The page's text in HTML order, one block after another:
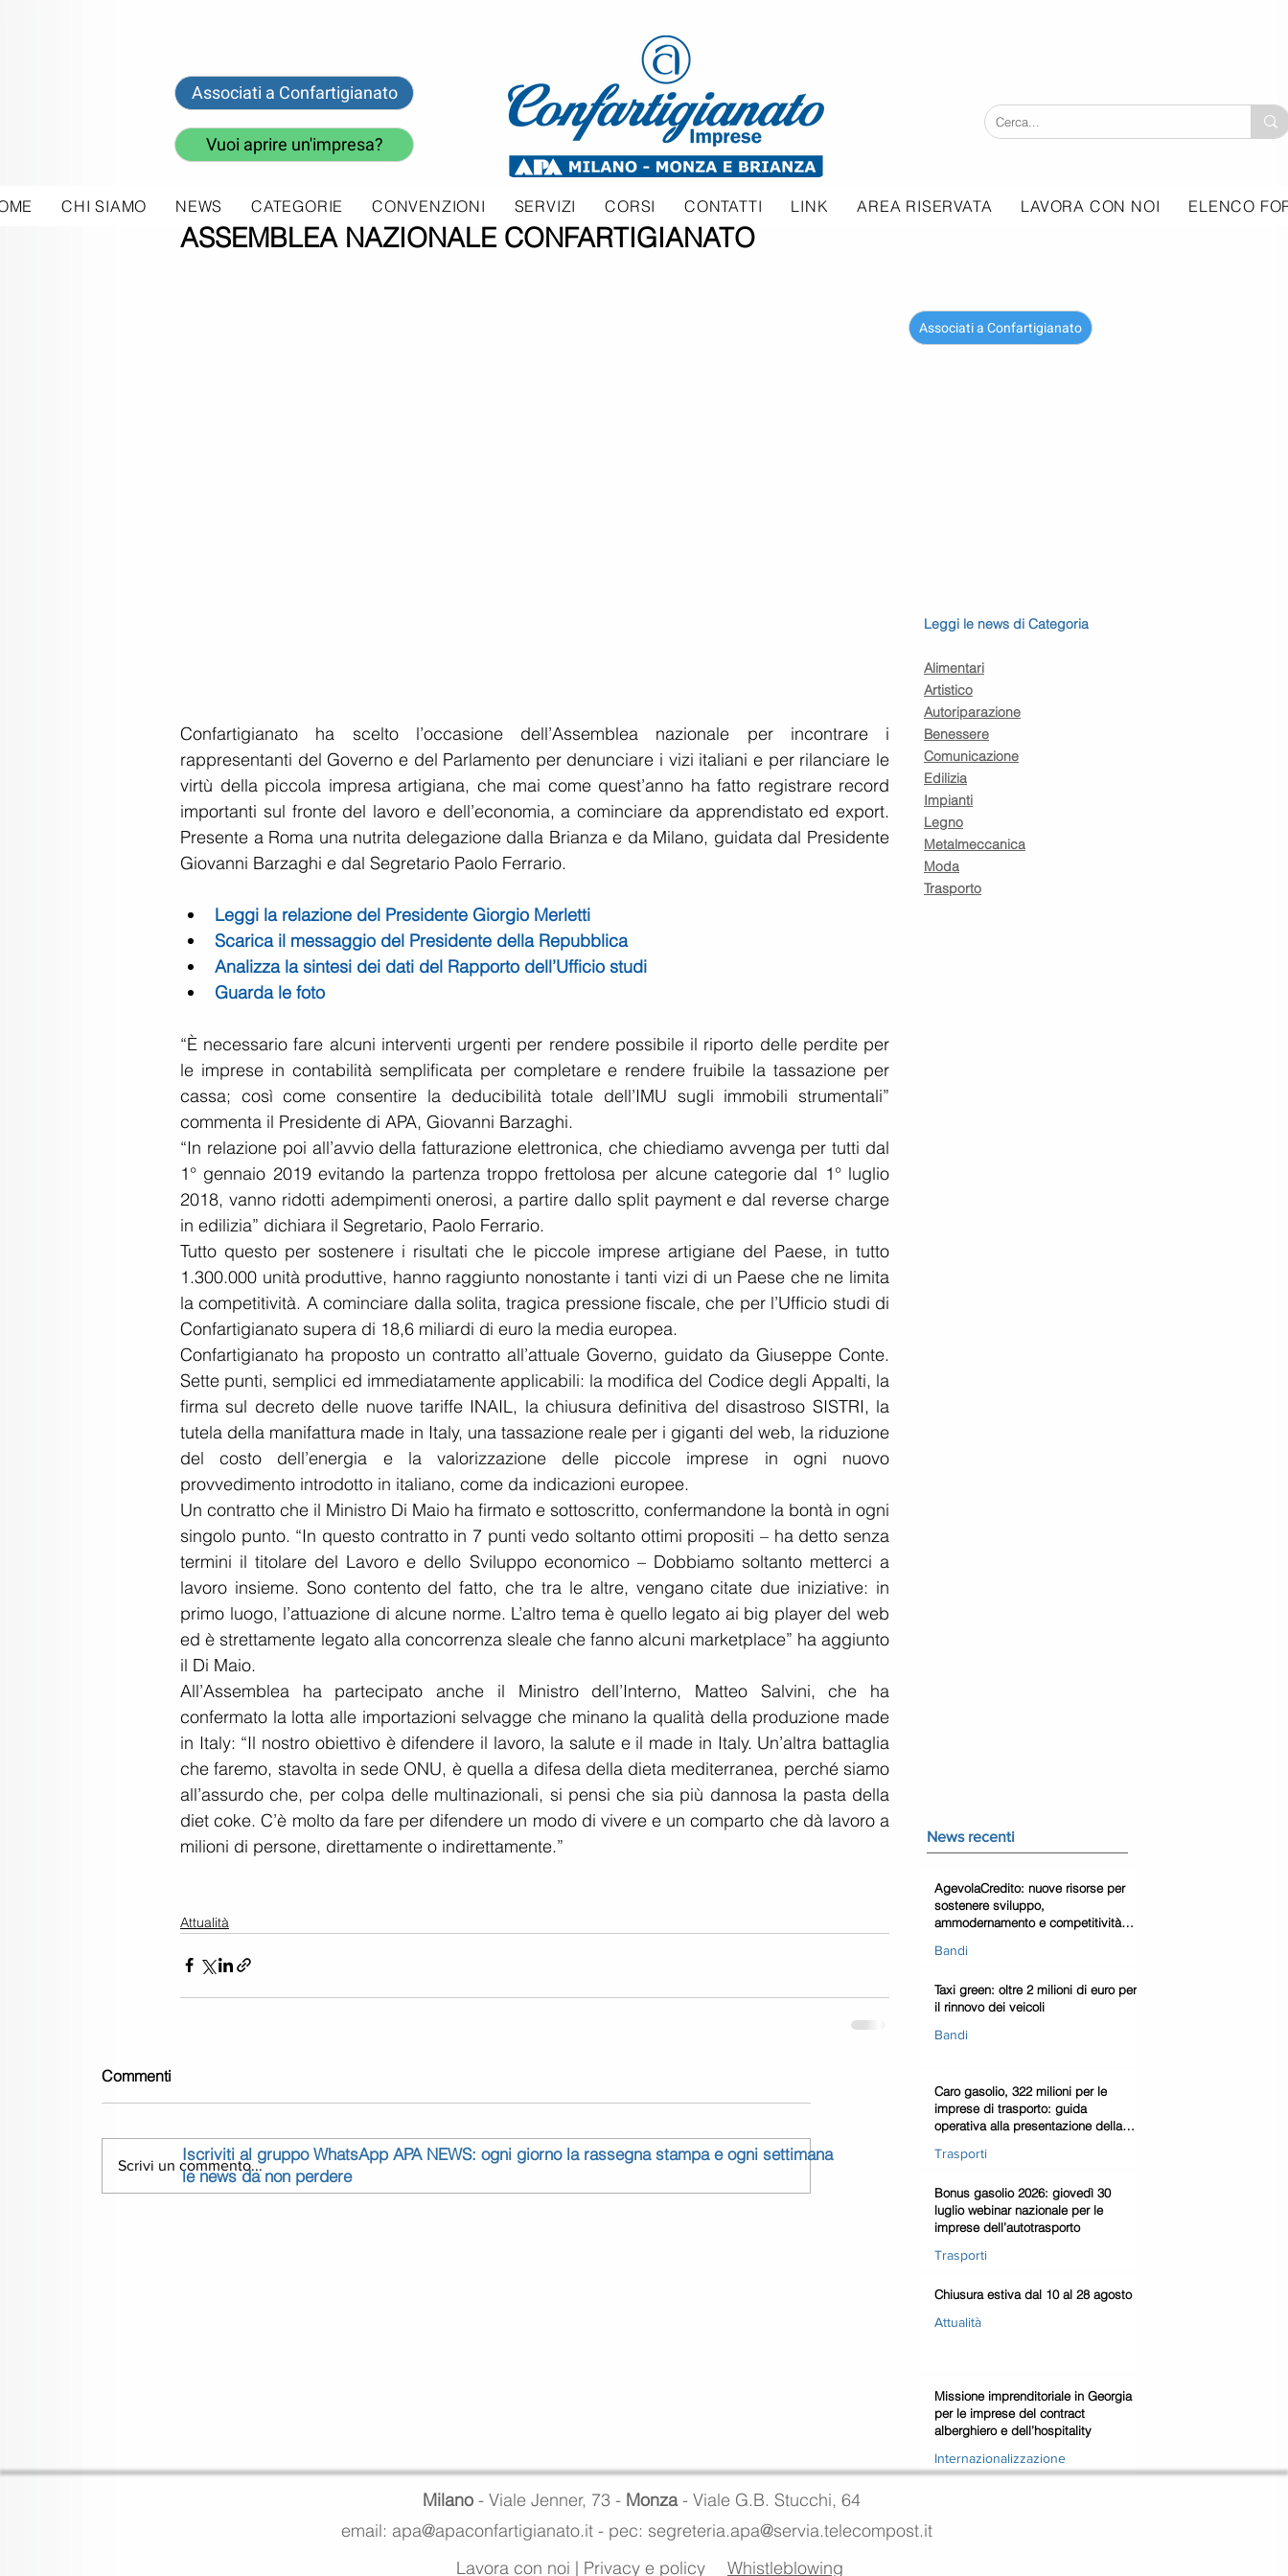
Associati a Confartigianato
Vuoi aprire un'impresa?
CHI SIAMO NEWS CATEGORIE CONVENZIONI SERVIZI CORSI CONTATTI LINK AREA RISERVATA LAVORA CON NOI ELENCO
ASSEMBLEA NAZIONALE CONFARTIGIANATO
28 giu 2018
Confartigianato ha scelto l’occasione dell’Assemblea nazionale per incontrare i
rappresentanti del Governo e del Parlamento per denunciare i vizi italiani e per rilanciare le
virtù della piccola impresa artigiana, che mai come quest’anno ha fatto registrare record
importanti sul fronte del lavoro e dell’economia, a cominciare da apprendistato ed export.
Presente a Roma una nutrita delegazione dalla Brianza e da Milano, guidata dal Presidente
Giovanni Barzaghi e dal Segretario Paolo Ferrario.
Leggi la relazione del Presidente Giorgio Merletti
Scarica il messaggio del Presidente della Repubblica
Analizza la sintesi dei dati del Rapporto dell’Ufficio studi
Guarda le foto
“È necessario fare alcuni interventi urgenti per rendere possibile il riporto delle perdite per
le imprese in contabilità semplificata per completare e rendere fruibile la tassazione per
cassa; così come consentire la deducibilità totale dell’IMU sugli immobili strumentali”
commenta il Presidente di APA, Giovanni Barzaghi.
“In relazione poi all’avvio della fatturazione elettronica, che chiediamo avvenga per tutti dal
1° gennaio 2019 evitando la partenza troppo frettolosa per alcune categorie dal 1° luglio
2018, vanno ridotti adempimenti onerosi, a partire dallo split payment e dal reverse charge
in edilizia” dichiara il Segretario, Paolo Ferrario.
Tutto questo per sostenere i risultati che le piccole imprese artigiane del Paese, in tutto
1.300.000 unità produttive, hanno raggiunto nonostante i tanti vizi di un Paese che ne limita
la competitività. A cominciare dalla solita, tragica pressione fiscale, che per l’Ufficio studi di
Confartigianato supera di 18,6 miliardi di euro la media europea.
Confartigianato ha proposto un contratto all’attuale Governo, guidato da Giuseppe Conte.
Sette punti, semplici ed immediatamente applicabili: la modifica del Codice degli Appalti, la
firma sul decreto delle nuove tariffe INAIL, la chiusura definitiva del disastroso SISTRI, la
tutela della manifattura made in Italy, una tassazione reale per i giganti del web, la riduzione
del costo dell’energia e la valorizzazione delle piccole imprese in ogni nuovo
provvedimento introdotto in italiano, come da indicazioni europee.
Un contratto che il Ministro Di Maio ha firmato e sottoscritto, confermandone la bontà in ogni
singolo punto. “In questo contratto in 7 punti vedo soltanto ottimi propositi – ha detto senza
termini il titolare del Lavoro e dello Sviluppo economico – Dobbiamo soltanto metterci a
lavoro insieme. Sono contento del fatto, che tra le altre, vengano citate due iniziative: in
primo luogo, l’attuazione di alcune norme. L’altro tema è quello legato ai big player del web
ed è strettamente legato alla concorrenza sleale che fanno alcuni marketplace” ha aggiunto
il Di Maio.
All’Assemblea ha partecipato anche il Ministro dell’Interno, Matteo Salvini, che ha
confermato la lotta alle importazioni selvagge che minano la qualità della produzione made
in Italy: “Il nostro obiettivo è difendere il lavoro, la salute e il made in Italy. Un’altra battaglia
che faremo, stavolta in sede ONU, è quella a difesa della dieta mediterranea, perché siamo
all’assurdo che, per colpa delle multinazionali, si pensi che sia più dannosa la pasta della
diet coke. C’è molto da fare per difendere un modo di vivere e un comparto che dà lavoro a
milioni di persone, direttamente o indirettamente.”
Attualità
Commenti
Scrivi un commento...
Leggi le news di Categoria
Alimentari
Artistico
Autoriparazione
Benessere
Comunicazione
Edilizia
Impianti
Legno
Metalmeccanica
Moda
Trasporto
News recenti
AgevolaCredito: nuove risorse per
sostenere sviluppo,
ammodernamento e competitività
Bandi
Taxi green: oltre 2 milioni di euro per
il rinnovo dei veicoli
Bandi
Caro gasolio, 322 milioni per le
imprese di trasporto: guida
operativa alla presentazione della
Trasporti
Bonus gasolio 2026: giovedì 30
luglio webinar nazionale per le
imprese dell’autotrasporto
Trasporti
Chiusura estiva dal 10 al 28 agosto
Attualità
Missione imprenditoriale in Georgia
per le imprese del contract
alberghiero e dell’hospitality
Internazionalizzazione
Iscriviti al gruppo WhatsApp APA NEWS: ogni giorno la rassegna stampa e ogni settimana
le news da non perdere
Associati a Confartigianato
Milano - Viale Jenner, 73 - Monza- Viale G.B. Stucchi, 64
email: apa@apaconfartigianato.it - pec: segreteria.apa@servia.telecompost.it
Lavora con noi | Privacy e policy Whistleblowing